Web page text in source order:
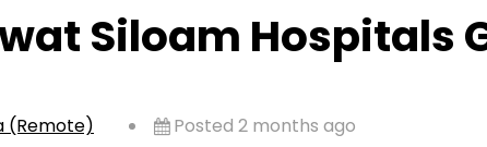
Siloam Hospitals
(Remote) Posted 2 months ago